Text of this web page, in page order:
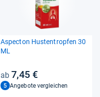
Aspec­ton Hus­tentrop­fen 30
ML
7,45 €
5 Angebote vergleichen